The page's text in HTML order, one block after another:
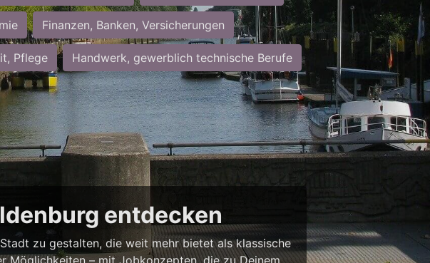
Finanzen, Banken, Versicherungen
Pflege Handwerk, gewerblich technische Berufe
entdecken
zu gestalten, die weit mehr bietet als klassische